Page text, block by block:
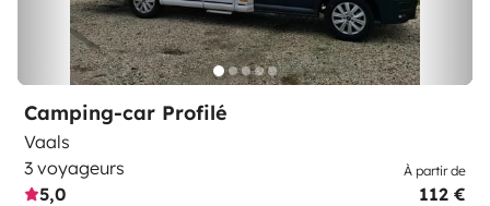
Camping-car Profilé
Vaals
3 voyageurs
5,0
À partir de
112 €